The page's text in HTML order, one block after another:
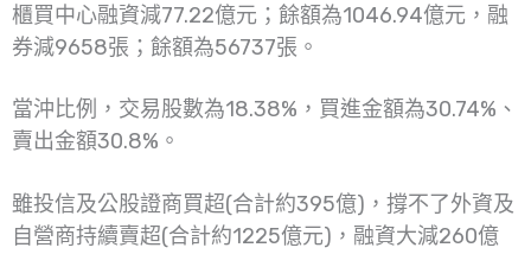
櫃買中心融資減77.22億元；餘額為1046.94億元，融
券減9658張；餘額為56737張。
當沖比例，交易股數為18.38%，買進金額為30.74%、
賣出金額30.8%。
雖投信及公股證商買超(合計約395億)，撐不了外資及
自營商持續賣超(合計約1225億元)，融資大減260億